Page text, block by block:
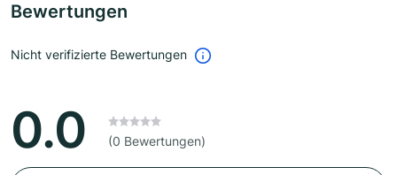
Bewertungen
Nicht verifizierte Bewertungen
0.0 (0 Bewertungen)